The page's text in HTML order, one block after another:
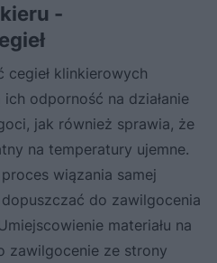
-
cegieł klinkierowych
odporność na działanie
jak również sprawia, że
na temperatury ujemne.
wiązania samej
do zawilgocenia
materiału na
zawilgocenie ze strony